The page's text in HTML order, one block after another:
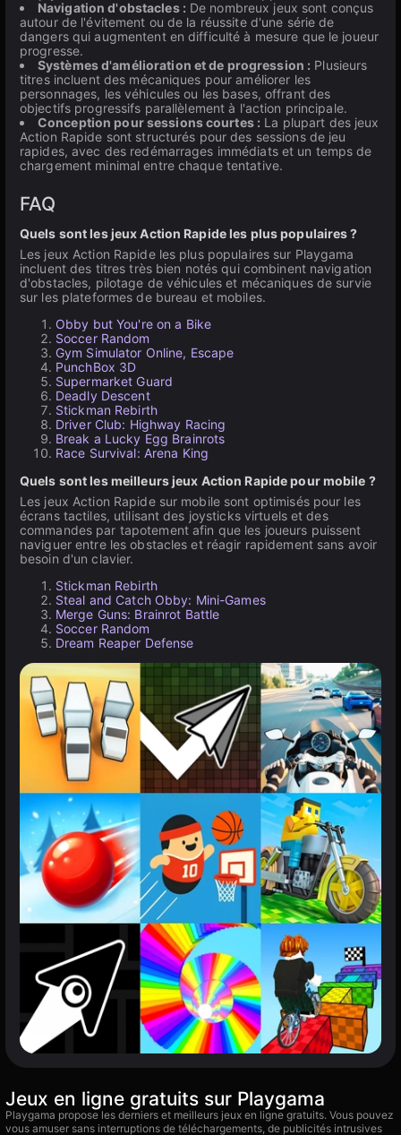
Navigation d'obstacles : De nombreux jeux sont conçus
autour de l'évitement ou de la réussite d'une série de
dangers qui augmentent en difficulté à mesure que le joueur
progresse.
Systèmes d'amélioration et de progression : Plusieurs
titres incluent des mécaniques pour améliorer les
personnages, les véhicules ou les bases, offrant des
objectifs progressifs parallèlement à l'action principale.
Conception pour sessions courtes : La plupart des jeux
Action Rapide sont structurés pour des sessions de jeu
rapides, avec des redémarrages immédiats et un temps de
chargement minimal entre chaque tentative.
FAQ
Quels sont les jeux Action Rapide les plus populaires ?
Les jeux Action Rapide les plus populaires sur Playgama
incluent des titres très bien notés qui combinent navigation
d'obstacles, pilotage de véhicules et mécaniques de survie
sur les plateformes de bureau et mobiles.
Obby but You're on a Bike
Soccer Random
Gym Simulator Online, Escape
PunchBox 3D
Supermarket Guard
Deadly Descent
Stickman Rebirth
Driver Club: Highway Racing
Break a Lucky Egg Brainrots
Race Survival: Arena King
Quels sont les meilleurs jeux Action Rapide pour mobile ?
Les jeux Action Rapide sur mobile sont optimisés pour les
écrans tactiles, utilisant des joysticks virtuels et des
commandes par tapotement afin que les joueurs puissent
naviguer entre les obstacles et réagir rapidement sans avoir
besoin d'un clavier.
Stickman Rebirth
Steal and Catch Obby: Mini-Games
Merge Guns: Brainrot Battle
Soccer Random
Dream Reaper Defense
Jeux en ligne gratuits sur Playgama
Playgama propose les derniers et meilleurs jeux en ligne gratuits. Vous pouvez
vous amuser sans interruptions de téléchargements, de publicités intrusives